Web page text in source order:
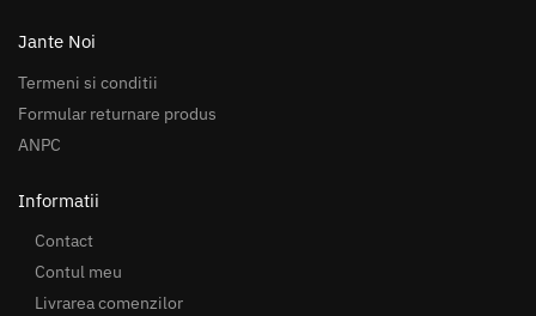
Jante Noi
Termeni si conditii
Formular returnare produs
ANPC
Informatii
Contact
Contul meu
Livrarea comenzilor